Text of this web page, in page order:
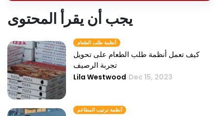
يجب أن يقرأ المحتوى
أنظمة طلب الطعام
كيف تعمل أنظمة طلب الطعام على تحويل
تجربة الرصيف
Lila Westwood Dec 15, 2023
أنظمة ترتيب المطاعم